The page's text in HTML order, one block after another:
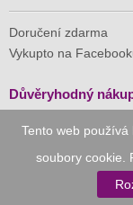
Tento web
soubory cookie.
Doručení zdarma
Vykupto na
Důvěryhodný
Naše